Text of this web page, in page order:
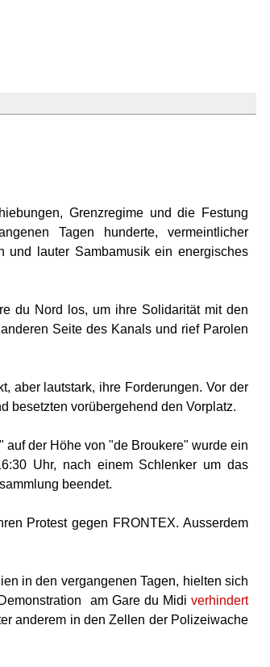
Grenzregime und die Festung
Tagen hunderte, vermeintlicher
und lauter Sambamusik ein energisches
du Nord los, um ihre Solidarität mit den
Seite des Kanals und rief Parolen
aber lautstark, ihre Forderungen. Vor der
besetzten vorübergehend den Vorplatz.
der Höhe von "de Broukere" wurde ein
Uhr, nach einem Schlenker um das
beendet.
Protest gegen FRONTEX. Ausserdem
in den vergangenen Tagen, hielten sich
am Gare du Midi verhindert
anderem in den Zellen der Polizeiwache